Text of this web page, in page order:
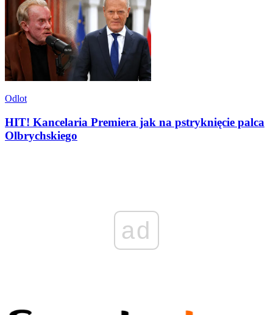
Odlot
HIT! Kancelaria Premiera jak na pstryknięcie palca
Olbrychskiego
ad